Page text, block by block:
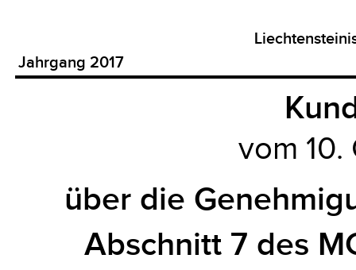
Jahrgang 2017
vom
über die
Abschnitt 7 des